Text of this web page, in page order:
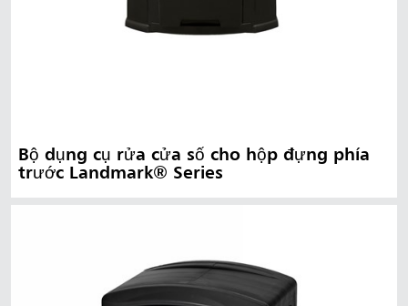
Bộ dụng cụ rửa cửa sổ cho hộp đựng phía
trước Landmark® Series